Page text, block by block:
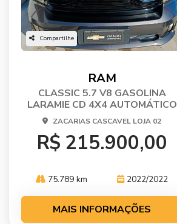
Compartilhe
RAM
CLASSIC 5.7 V8 GASOLINA
LARAMIE CD 4X4 AUTOMÁTICO
ZACARIAS CASCAVEL LOJA 02
R$ 215.900,00
75.789 km 2022/2022
MAIS INFORMAÇÕES